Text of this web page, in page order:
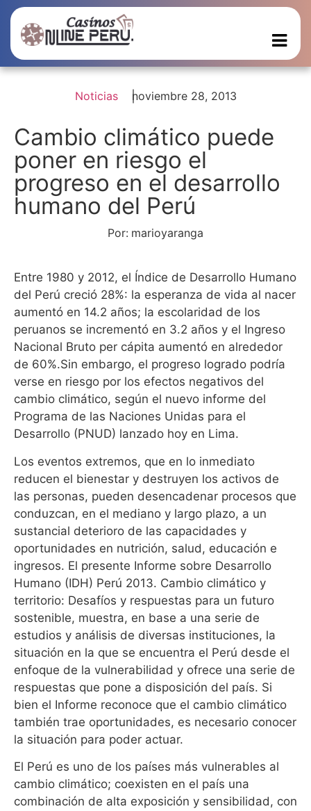
Noticias noviembre 28, 2013
Cambio climático puede
poner en riesgo el
progreso en el desarrollo
humano del Perú
Por: marioyaranga
Entre 1980 y 2012, el Índice de Desarrollo Humano
del Perú creció 28%: la esperanza de vida al nacer
aumentó en 14.2 años; la escolaridad de los
peruanos se incrementó en 3.2 años y el Ingreso
Nacional Bruto per cápita aumentó en alrededor
de 60%.Sin embargo, el progreso logrado podría
verse en riesgo por los efectos negativos del
cambio climático, según el nuevo informe del
Programa de las Naciones Unidas para el
Desarrollo (PNUD) lanzado hoy en Lima.
Los eventos extremos, que en lo inmediato
reducen el bienestar y destruyen los activos de
las personas, pueden desencadenar procesos que
conduzcan, en el mediano y largo plazo, a un
sustancial deterioro de las capacidades y
oportunidades en nutrición, salud, educación e
ingresos. El presente Informe sobre Desarrollo
Humano (IDH) Perú 2013. Cambio climático y
territorio: Desafíos y respuestas para un futuro
sostenible, muestra, en base a una serie de
estudios y análisis de diversas instituciones, la
situación en la que se encuentra el Perú desde el
enfoque de la vulnerabilidad y ofrece una serie de
respuestas que pone a disposición del país. Si
bien el Informe reconoce que el cambio climático
también trae oportunidades, es necesario conocer
la situación para poder actuar.
El Perú es uno de los países más vulnerables al
cambio climático; coexisten en el país una
combinación de alta exposición y sensibilidad, con